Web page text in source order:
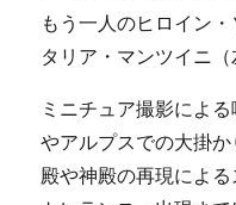
もう一人のヒロイン
タリア・マンツイニ（
ミニチュア撮影によ
やアルプスでの大掛
殿や神殿の再現によ